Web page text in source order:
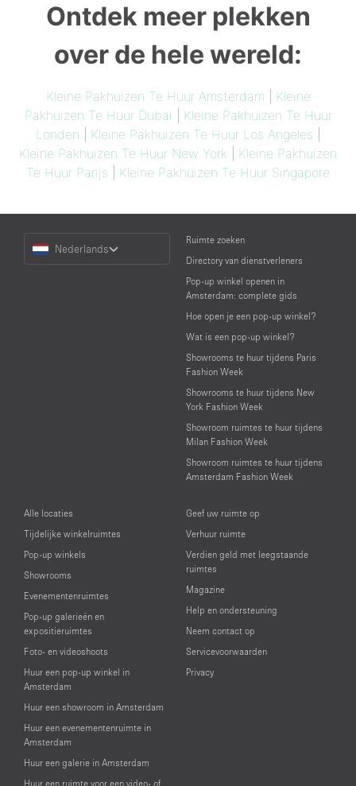
Ontdek meer plekken
over de hele wereld:
Kleine Pakhuizen Te Huur Amsterdam
Kleine
Pakhuizen Te Huur Dubai
Kleine Pakhuizen Te Huur
Londen
Kleine Pakhuizen Te Huur Los Angeles
Kleine Pakhuizen Te Huur New York
Kleine Pakhuizen
Te Huur Parijs
Kleine Pakhuizen Te Huur Singapore
Language
Nederlands
Ruimte zoeken
Directory van dienstverleners
Pop-up winkel openen in
Amsterdam: complete gids
Hoe open je een pop-up winkel?
Wat is een pop-up winkel?
Showrooms te huur tijdens Paris
Fashion Week
Showrooms te huur tijdens New
York Fashion Week
Showroom ruimtes te huur tijdens
Milan Fashion Week
Showroom ruimtes te huur tijdens
Amsterdam Fashion Week
Alle locaties
Tijdelijke winkelruimtes
Pop-up winkels
Showrooms
Evenementenruimtes
Pop-up galerieën en
expositieruimtes
Foto- en videoshoots
Huur een pop-up winkel in
Amsterdam
Huur een showroom in Amsterdam
Huur een evenementenruimte in
Amsterdam
Huur een galerie in Amsterdam
Huur een ruimte voor een video- of
Geef uw ruimte op
Verhuur ruimte
Verdien geld met leegstaande
ruimtes
Magazine
Help en ondersteuning
Neem contact op
Servicevoorwaarden
Privacy